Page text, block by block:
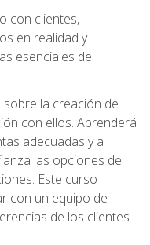
con clientes,
en realidad y
esenciales de
la creación de
con ellos. Aprenderá
adecuadas y a
las opciones de
Este curso
con un equipo de
de los clientes